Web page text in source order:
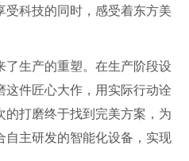
受科技的同时，感受着东方美
生产的重塑。在生产阶段设
件匠心大作，用实际行动诠
打磨终于找到完美方案，为
自主研发的智能化设备，实现